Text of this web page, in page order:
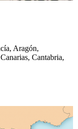
Aragón,
Cantabria,